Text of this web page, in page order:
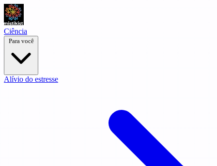
Ciência
Para você
Alívio do estresse